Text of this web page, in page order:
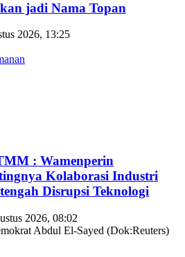
jadi Nama Topan
2026, 13:25
: Wamenperin
Kolaborasi Industri
Disrupsi Teknologi
2026, 08:02